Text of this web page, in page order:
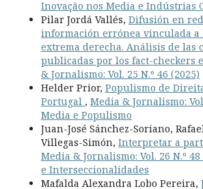
Inovação nos Media e Indústrias
Pilar Jordá Vallés, Difusión en
información errónea vinculada a
extrema derecha. Análisis de las
publicadas por los fact-checkers
& Jornalismo: Vol. 25 N.º 46 (2025)
Helder Prior, Populismo de
Portugal , Media & Jornalismo:
Media e Populismo
Juan-José Sánchez-Soriano,
Villegas-Simón, Interpretar a
Media & Jornalismo: Vol. 26 N.º
e Interseccionalidades
Mafalda Alexandra Lobo Pereira,